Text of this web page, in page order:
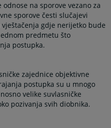
na sporove vezano za
sporove česti slučajevi
gdje nerijetko bude
predmetu što
postupka.
zajednice objektivne
postupka su u mnogo
velike suvlasničke
pozivanja svih diobnika.